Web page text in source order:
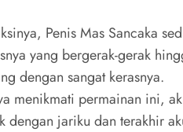
Penis Mas Sancaka
yang bergerak-gerak
dengan sangat kerasnya.
menikmati permainan ini,
dengan jariku dan terakhir